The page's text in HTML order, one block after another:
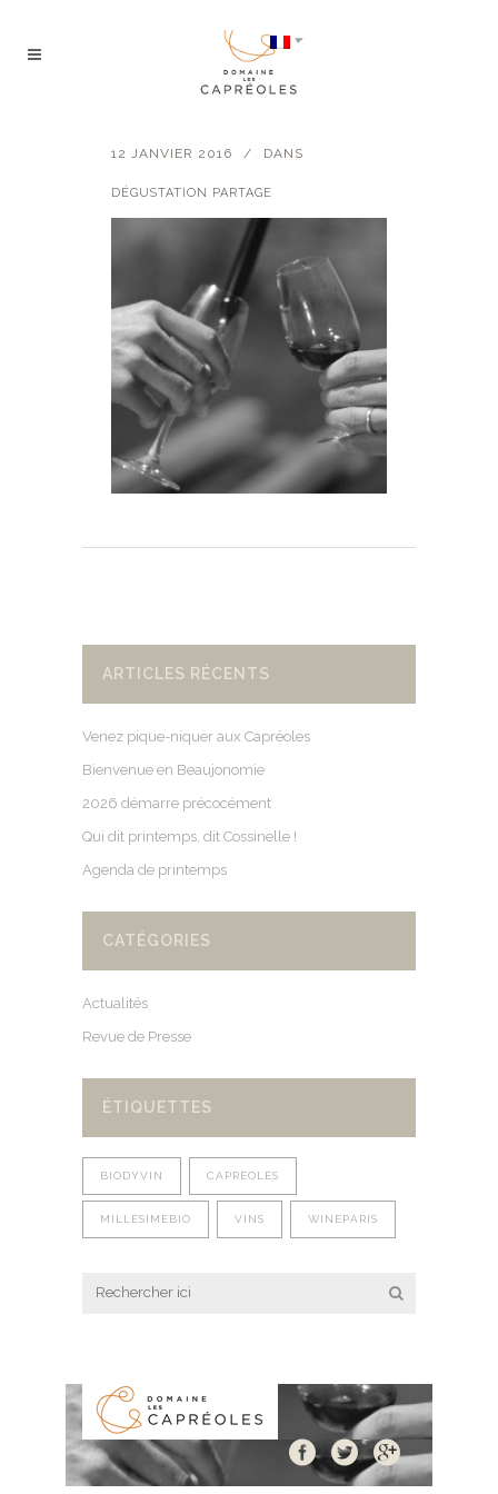
12 JANVIER 2016 DANS
DÉGUSTATION PARTAGE
ARTICLES RÉCENTS
Venez pique-niquer aux Capréoles
Bienvenue en Beaujonomie
2026 démarre précocément
Qui dit printemps, dit Cossinelle !
Agenda de printemps
CATÉGORIES
Actualités
Revue de Presse
ÉTIQUETTES
BIODYVIN CAPREOLES
MILLESIMEBIO VINS WINEPARIS